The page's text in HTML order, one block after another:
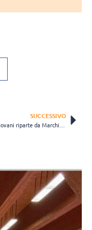
SUCCESSIVO
Futura Giovani riparte da Marchiaro: “La squadra sarà una polveriera di talento ed energia”